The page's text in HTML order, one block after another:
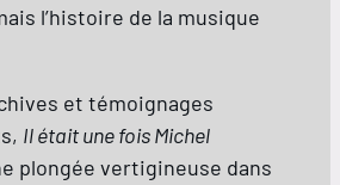
l’histoire de la musique
et témoignages
Il était une fois Michel
plongée vertigineuse dans